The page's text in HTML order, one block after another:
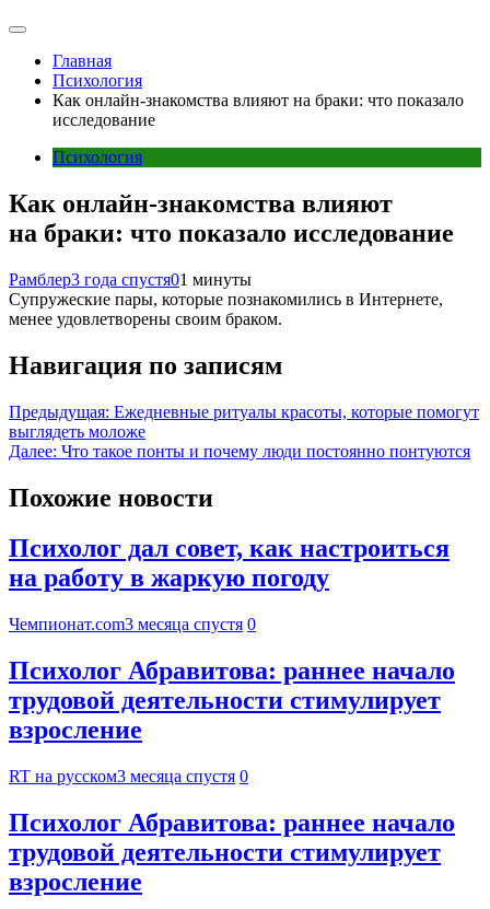
Главная
Психология
Как онлайн-знакомства влияют на браки: что показало
исследование
Психология
Как онлайн-знакомства влияют
на браки: что показало исследование
Рамблер3 года спустя01 минуты
Супружеские пары, которые познакомились в Интернете,
менее удовлетворены своим браком.
Навигация по записям
Предыдущая: Ежедневные ритуалы красоты, которые помогут
выглядеть моложе
Далее: Что такое понты и почему люди постоянно понтуются
Похожие новости
Психолог дал совет, как настроиться
на работу в жаркую погоду
Чемпионат.com3 месяца спустя 0
Психолог Абравитова: раннее начало
трудовой деятельности стимулирует
взросление
RT на русском3 месяца спустя 0
Психолог Абравитова: раннее начало
трудовой деятельности стимулирует
взросление